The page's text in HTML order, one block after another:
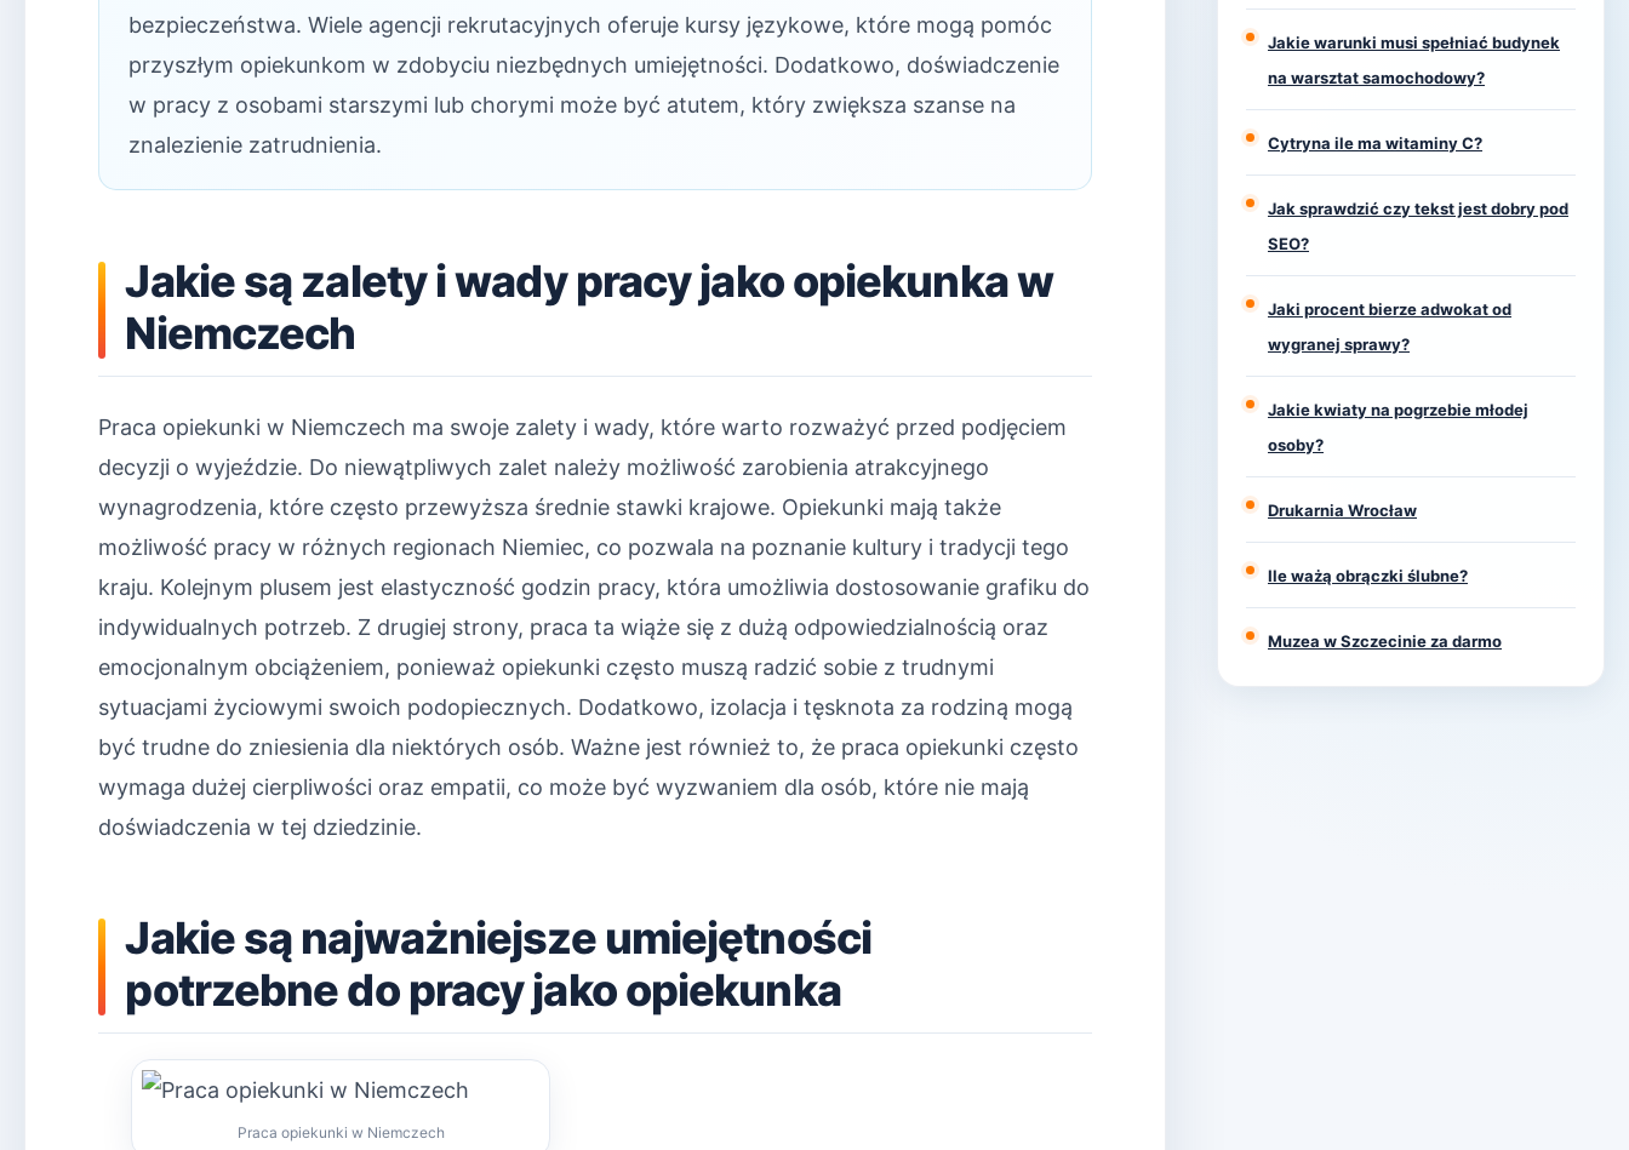
bezpieczeństwa. Wiele agencji rekrutacyjnych oferuje kursy językowe, które mogą pomóc
przyszłym opiekunkom w zdobyciu niezbędnych umiejętności. Dodatkowo, doświadczenie
w pracy z osobami starszymi lub chorymi może być atutem, który zwiększa szanse na
znalezienie zatrudnienia.
Jakie są zalety i wady pracy jako opiekunka w
Niemczech
Praca opiekunki w Niemczech ma swoje zalety i wady, które warto rozważyć przed podjęciem
decyzji o wyjeździe. Do niewątpliwych zalet należy możliwość zarobienia atrakcyjnego
wynagrodzenia, które często przewyższa średnie stawki krajowe. Opiekunki mają także
możliwość pracy w różnych regionach Niemiec, co pozwala na poznanie kultury i tradycji tego
kraju. Kolejnym plusem jest elastyczność godzin pracy, która umożliwia dostosowanie grafiku do
indywidualnych potrzeb. Z drugiej strony, praca ta wiąże się z dużą odpowiedzialnością oraz
emocjonalnym obciążeniem, ponieważ opiekunki często muszą radzić sobie z trudnymi
sytuacjami życiowymi swoich podopiecznych. Dodatkowo, izolacja i tęsknota za rodziną mogą
być trudne do zniesienia dla niektórych osób. Ważne jest również to, że praca opiekunki często
wymaga dużej cierpliwości oraz empatii, co może być wyzwaniem dla osób, które nie mają
doświadczenia w tej dziedzinie.
Jakie są najważniejsze umiejętności
potrzebne do pracy jako opiekunka
Praca opiekunki w Niemczech
Jakie warunki musi spełniać budynek
na warsztat samochodowy?
Cytryna ile ma witaminy C?
Jak sprawdzić czy tekst jest dobry pod
SEO?
Jaki procent bierze adwokat od
wygranej sprawy?
Jakie kwiaty na pogrzebie młodej
osoby?
Drukarnia Wrocław
Ile ważą obrączki ślubne?
Muzea w Szczecinie za darmo